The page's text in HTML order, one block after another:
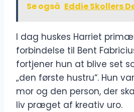
Se også Eddie Skollers
I dag huskes Harriet
forbindelse til Bent
fortjener hun at blive set
„den første hustru“. Hun
mor og den person, der
liv præget af kreativ uro.